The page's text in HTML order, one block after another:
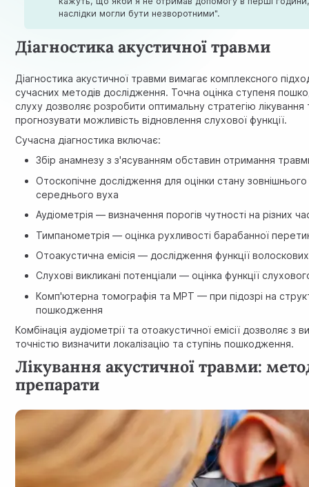
наслідки могли бути незворотними".
Діагностика акустичної травми
Діагностика акустичної травми вимагає комплексного
сучасних методів дослідження. Точна оцінка ступеня
слуху дозволяє розробити оптимальну стратегію лікування
прогнозувати можливість відновлення слухової функції.
Сучасна діагностика включає:
Збір анамнезу з з'ясуванням обставин отримання
Отоскопічне дослідження для оцінки стану
середнього вуха
Аудіометрія — визначення порогів чутності на різних
Тимпанометрія — оцінка рухливості барабанної
Отоакустична емісія — дослідження функції волоскових
Слухові викликані потенціали — оцінка функції
Комп'ютерна томографія та МРТ — при підозрі на
пошкодження
Комбінація аудіометрії та отоакустичної емісії дозволяє з
точністю визначити локалізацію та ступінь пошкодження.
Лікування акустичної травми:
препарати